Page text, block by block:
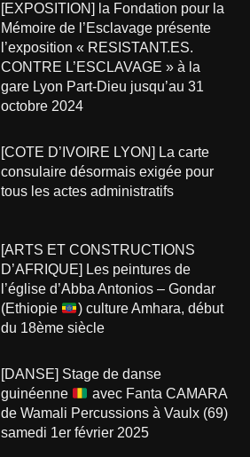
[EXPOSITION] la Fondation pour la
Mémoire de l’Esclavage présente
l’exposition « RESISTANT.ES.
CONTRE L’ESCLAVAGE » à la
gare Lyon Part-Dieu jusqu’au 31
octobre 2024
[COTE D’IVOIRE LYON] La carte
consulaire désormais exigée pour
tous les actes administratifs
[ARTS ET CONSTRUCTIONS
D’AFRIQUE] Les peintures de
l’église d’Abba Antonios – Gondar
(Ethiopie
) culture Amhara, début
du 18ème siècle
[DANSE] Stage de danse
guinéenne
avec Fanta CAMARA
de Wamali Percussions à Vaulx (69)
samedi 1er février 2025